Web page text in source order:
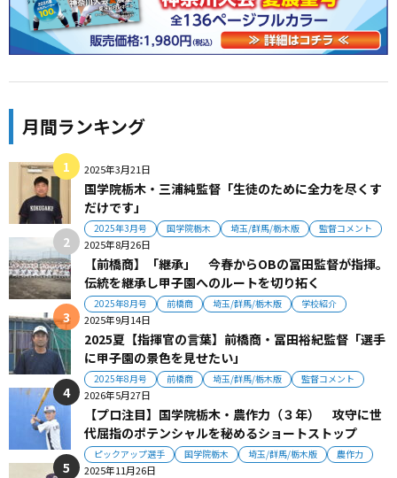
月間ランキング
2025年3月21日
国学院栃木・三浦純監督「生徒のために全力を尽くす
だけです」
2025年3月号 国学院栃木 埼玉/群馬/栃木版 監督コメント
2025年8月26日
【前橋商】「継承」 今春からOBの冨田監督が指揮。
伝統を継承し甲子園へのルートを切り拓く
2025年8月号 前橋商 埼玉/群馬/栃木版 学校紹介
2025年9月14日
2025夏【指揮官の言葉】前橋商・冨田裕紀監督「選手
に甲子園の景色を見せたい」
2025年8月号 前橋商 埼玉/群馬/栃木版 監督コメント
2026年5月27日
【プロ注目】国学院栃木・農作力（３年） 攻守に世
代屈指のポテンシャルを秘めるショートストップ
ピックアップ選手 国学院栃木 埼玉/群馬/栃木版 農作力
2025年11月26日